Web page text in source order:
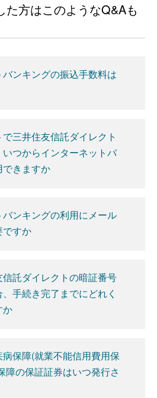
た方はこのようなQ&Aも
ンキングの振込手数料は
三井住友信託ダイレクト
つからインターネットバ
できますか
ンキングの利用にメール
ですか
託ダイレクトの暗証番号
手続き完了までにどれく
か
保障(就業不能信用費用保
障の保証証券はいつ発行さ